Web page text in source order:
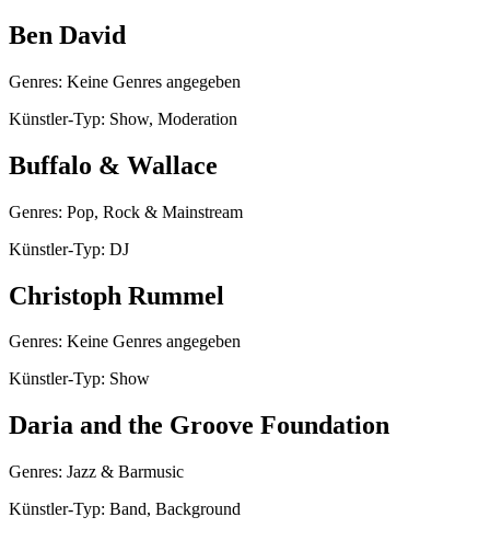
Ben David
Genres: Keine Genres angegeben
Künstler-Typ: Show, Moderation
Buffalo & Wallace
Genres: Pop, Rock & Mainstream
Künstler-Typ: DJ
Christoph Rummel
Genres: Keine Genres angegeben
Künstler-Typ: Show
Daria and the Groove Foundation
Genres: Jazz & Barmusic
Künstler-Typ: Band, Background